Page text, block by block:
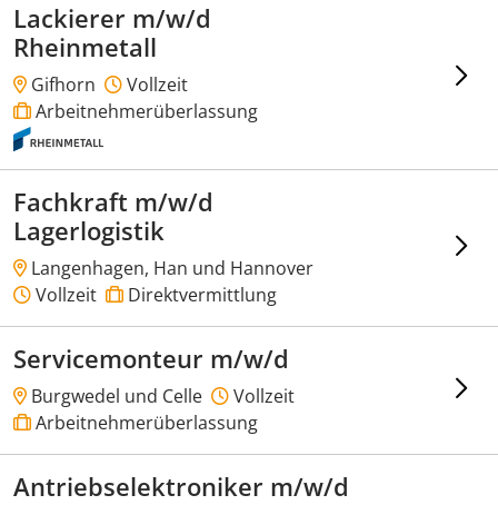
Lackierer m/w/d
Rheinmetall
Gifhorn
Vollzeit
Arbeitnehmerüberlassung
Fachkraft m/w/d
Lagerlogistik
Langenhagen, Han und Hannover
Vollzeit
Direktvermittlung
Servicemonteur m/w/d
Burgwedel und Celle
Vollzeit
Arbeitnehmerüberlassung
Antriebselektroniker m/w/d